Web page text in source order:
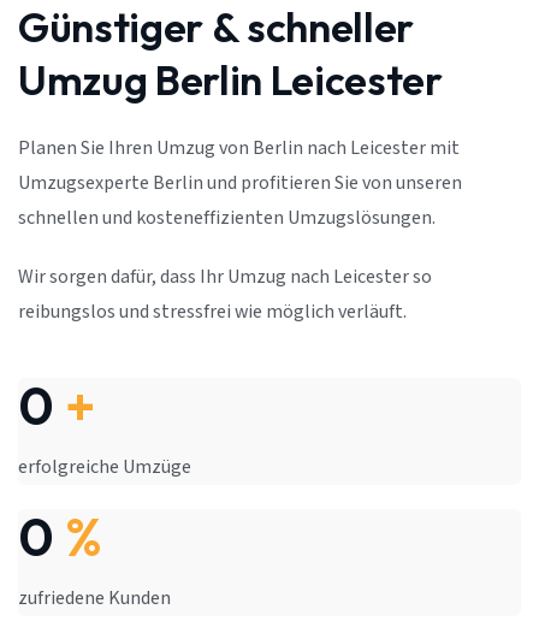
Günstiger & schneller
Umzug Berlin Leicester
Planen Sie Ihren Umzug von Berlin nach Leicester mit
Umzugsexperte Berlin und profitieren Sie von unseren
schnellen und kosteneffizienten Umzugslösungen.
Wir sorgen dafür, dass Ihr Umzug nach Leicester so
reibungslos und stressfrei wie möglich verläuft.
0 +
erfolgreiche Umzüge
0 %
zufriedene Kunden